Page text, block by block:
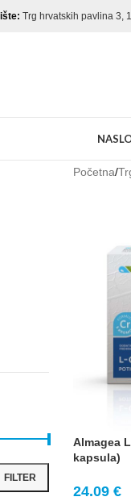
Trg hrvatskih pavlina 3,
FILTER
Početna
Almagea
kapsula)
24.09 €